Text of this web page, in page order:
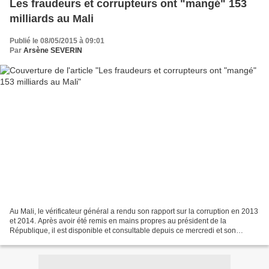
Les fraudeurs et corrupteurs ont "mangé" 153
milliards au Mali
Publié le 08/05/2015 à 09:01
Par Arsène SEVERIN
Au Mali, le vérificateur général a rendu son rapport sur la corruption en 2013
et 2014. Après avoir été remis en mains propres au président de la
République, il est disponible et consultable depuis ce mercredi et son